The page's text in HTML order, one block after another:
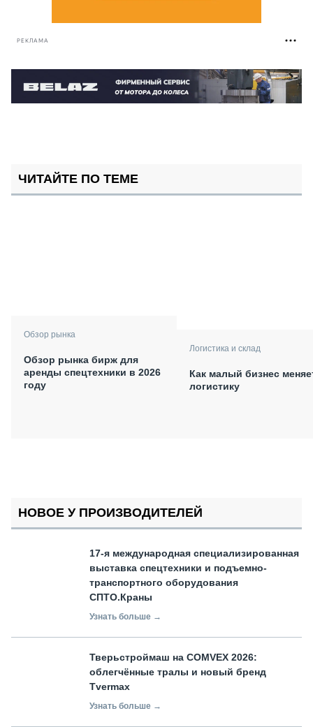
РЕКЛАМА
ЧИТАЙТЕ ПО ТЕМЕ
Обзор рынка
Обзор рынка бирж для
аренды спецтехники в 2026
году
Логистика и склад
Как малый бизнес
логистику
НОВОЕ У ПРОИЗВОДИТЕЛЕЙ
17-я международная специализированная
выставка спецтехники и подъемно-
транспортного оборудования
СПТО.Краны
Узнать больше →
Тверьстроймаш на COMVEX 2026:
облегчённые тралы и новый бренд
Tvermax
Узнать больше →